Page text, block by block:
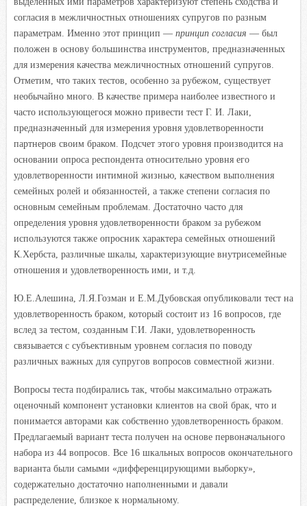
согласия в межличностных отношениях супругов по разным
параметрам. Именно этот принцип — принцип согласия — был
положен в основу большинства инструментов, предназначенных
для измерения качества межличностных отношений супругов.
Отметим, что таких тестов, особенно за рубежом, существует
необычайно много. В качестве примера наиболее известного и
часто использующегося можно привести тест Г. И. Лаки,
предназначенный для измерения уровня удовлетворенности
партнеров своим браком. Подсчет этого уровня производится на
основании опроса респондента относительно уровня его
удовлетворенности интимной жизнью, качеством выполнения
семейных ролей и обязанностей, а также степени согласия по
основным семейным проблемам. Достаточно часто для
определения уровня удовлетворенности браком за рубежом
используются также опросник характера семейных отношений
К.Хербста, различные шкалы, характеризующие внутрисемейные
отношения и удовлетворенность ими, и т.д.
Ю.Е.Алешина, Л.Я.Гозман и Е.М.Дубовская опубликовали тест на
удовлетворенность браком, который состоит из 16 вопросов, где
вслед за тестом, созданным Г.И. Лаки, удовлетворенность
связывается с субъективным уровнем согласия по поводу
различных важных для супругов вопросов совместной жизни.
Вопросы теста подбирались так, чтобы максимально отражать
оценочный компонент установки клиентов на свой брак, что и
понимается авторами как собственно удовлетворенность браком.
Предлагаемый вариант теста получен на основе первоначального
набора из 44 вопросов. Все 16 шкальных вопросов окончательного
варианта были самыми «дифференцирующими выборку»,
содержательно достаточно наполненными и давали
распределение, близкое к нормальному.